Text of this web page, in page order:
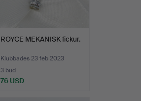
ROYCE MEKANISK fickur.
Klubbades 23 feb 2023
3 bud
76 USD